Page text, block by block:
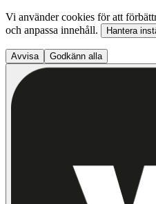
Vi använder cookies för att
och anpassa innehåll.
Hantera
Avvisa Godkänn alla